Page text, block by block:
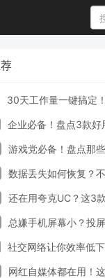
30天工作量一键搞定
企业必备！盘点3款
游戏党必备！盘点那
数据丢失如何恢复？
还在用夸克UC？这3
总嫌手机屏幕小？投
社交网络让你效率低
网红自媒体都在用！